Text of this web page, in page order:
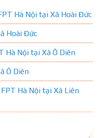
Hà Nội tại Xã Hoài Đức
Hoài Đức
Hà Nội tại Xã Ô Diên
Ô Diên
Hà Nội tại Xã Liên